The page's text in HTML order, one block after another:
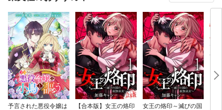
予言された悪役令嬢は
【合本版】女王の烙印
女王の烙印～滅びの国